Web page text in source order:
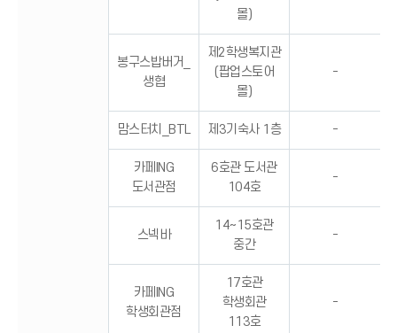
몰)
봉구스밥버거_
생협
제2학생복지관
(팝업스토어
몰)
-
맘스터치_BTL 제3기숙사 1층 -
카페ING
도서관점
6호관 도서관
104호
-
스넥바
14~15호관
중간
-
카페ING
학생회관점
17호관
학생회관
113호
-